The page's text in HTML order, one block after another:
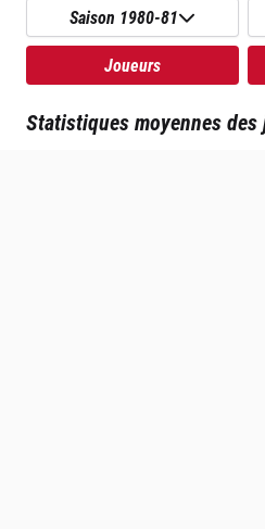
Saison 1980-81
Joueurs
Statistiques moyennes